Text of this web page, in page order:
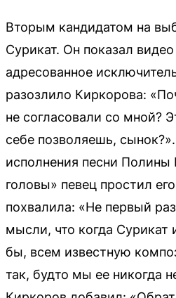
Вторым кандидатом на
Сурикат. Он показал
адресованное
разозлило Киркорова:
не согласовали со мной?
себе позволяешь,
исполнения песни
головы» певец простил
похвалила: «Не первый
мысли, что когда Сурикат
бы, всем известную
так, будто мы ее никогда